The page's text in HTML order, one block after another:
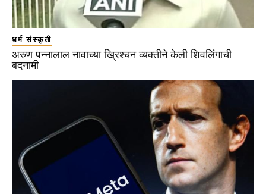
धर्म संस्कृती
अरुण पन्नालाल नावाच्या ख्रिश्चन व्यक्तीने केली शिवलिंगाची
बदनामी